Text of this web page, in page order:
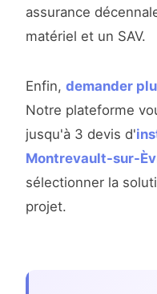
assurance
matériel et un SAV.
Enfin, demander
Notre plateforme
jusqu'à 3 devis d'
Montrevault-sur-
sélectionner la
projet.